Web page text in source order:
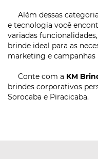
Além dessas
e tecnologia você
variadas
brinde ideal para as
marketing e
Conte com a KM
brindes corporativos
Sorocaba e Piracicaba.